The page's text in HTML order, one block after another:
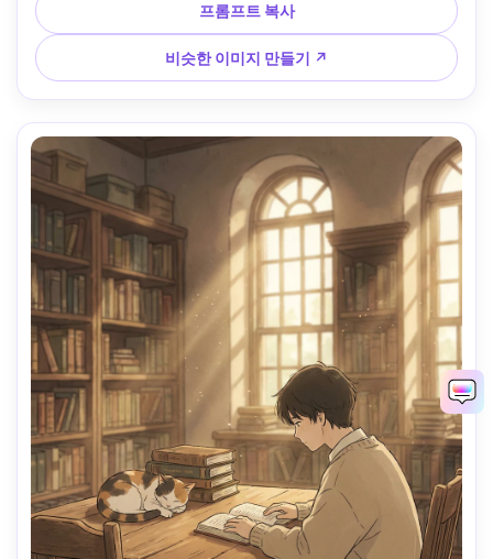
끗한 윤곽선, 단순한 셀 음영, 다이컷 스티커 룩, 깔끔한 구성,
85mm 렌즈, 얕은 피사계 깊이, 부드러운 영화 조명 --ar 4:5
프롬프트 복사
비슷한 이미지 만들기 ↗